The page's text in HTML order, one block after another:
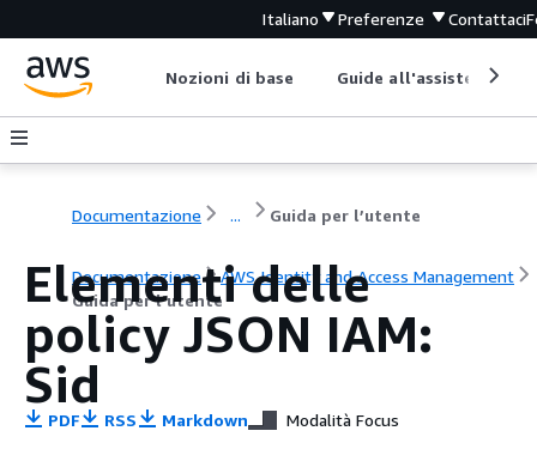
Italiano Preferenze Contattaci
Nozioni di base Guide all'assistenza
Documentazione ... Guida per l’utente
Documentazione
AWS Identity and Access Management
Guida per l’utente
Elementi delle
policy JSON IAM:
Sid
PDF RSS Markdown Modalità Focus